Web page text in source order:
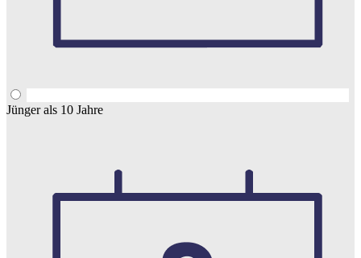
Jünger als 10 Jahre